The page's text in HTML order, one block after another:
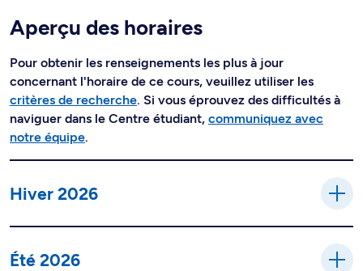
Aperçu des horaires
Pour obtenir les renseignements les plus à jour
concernant l'horaire de ce cours, veuillez utiliser les
critères de recherche. Si vous éprouvez des difficultés à
naviguer dans le Centre étudiant, communiquez avec
notre équipe.
Hiver 2026
Été 2026